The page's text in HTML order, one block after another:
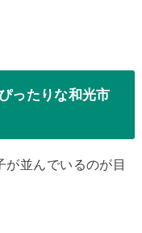
ったりな和光市
が並んでいるのが目